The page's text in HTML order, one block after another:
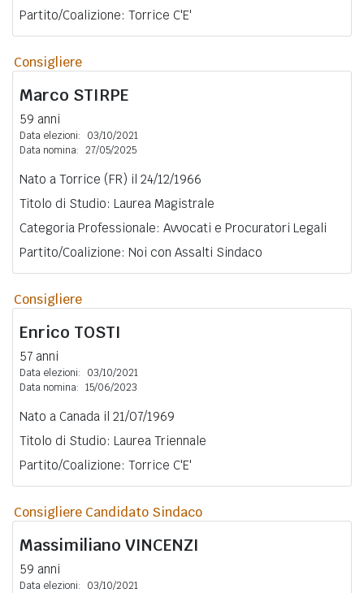
Partito/Coalizione: Torrice C'E'
Consigliere
Marco STIRPE
59 anni
Data elezioni:
03/10/2021
Data nomina: 27/05/2025
Nato a Torrice (FR) il 24/12/1966
Titolo di Studio: Laurea Magistrale
Categoria Professionale: Avvocati e Procuratori Legali
Partito/Coalizione: Noi con Assalti Sindaco
Consigliere
Enrico TOSTI
57 anni
Data elezioni:
03/10/2021
Data nomina: 15/06/2023
Nato a Canada il 21/07/1969
Titolo di Studio: Laurea Triennale
Partito/Coalizione: Torrice C'E'
Consigliere Candidato Sindaco
Massimiliano VINCENZI
59 anni
Data elezioni:
03/10/2021